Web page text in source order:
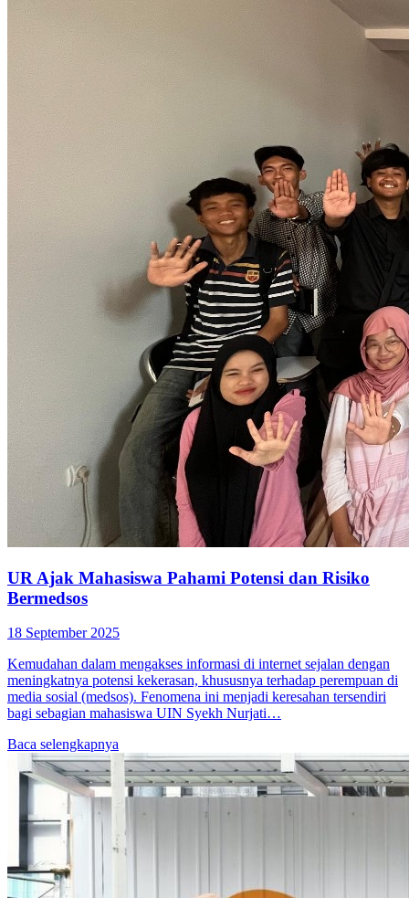
UR Ajak Mahasiswa Pahami Potensi dan Risiko
Bermedsos
18 September 2025
Kemudahan dalam mengakses informasi di internet sejalan dengan
meningkatnya potensi kekerasan, khususnya terhadap perempuan di
media sosial (medsos). Fenomena ini menjadi keresahan tersendiri
bagi sebagian mahasiswa UIN Syekh Nurjati…
Baca selengkapnya